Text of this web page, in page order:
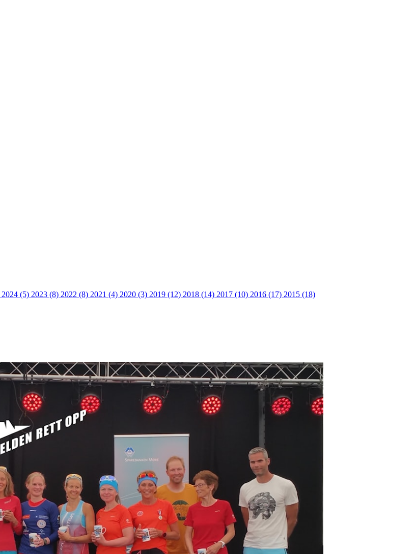
2024 (5) 2023 (8) 2022 (8) 2021 (4) 2020 (3) 2019 (12) 2018 (14) 2017 (10) 2016 (17) 2015 (18)